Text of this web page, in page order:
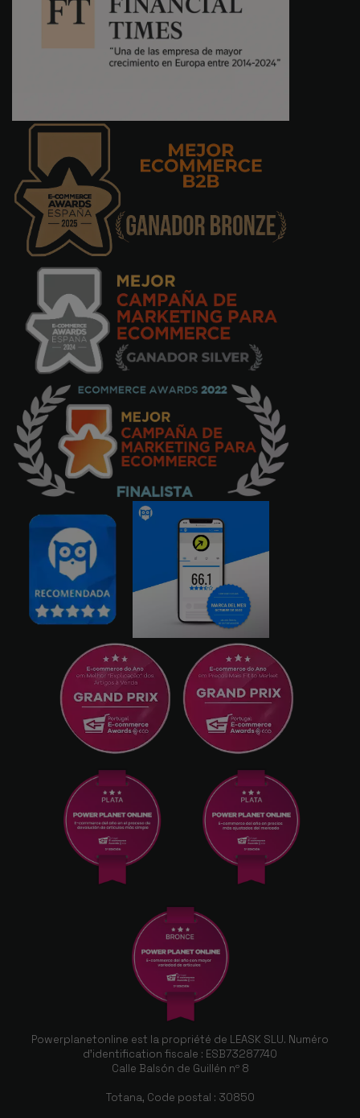
Powerplanetonline est la propriété de LEASK SLU. Numéro
d'identification fiscale : ESB73287740
Calle Balsón de Guillén nº 8
Totana, Code postal : 30850